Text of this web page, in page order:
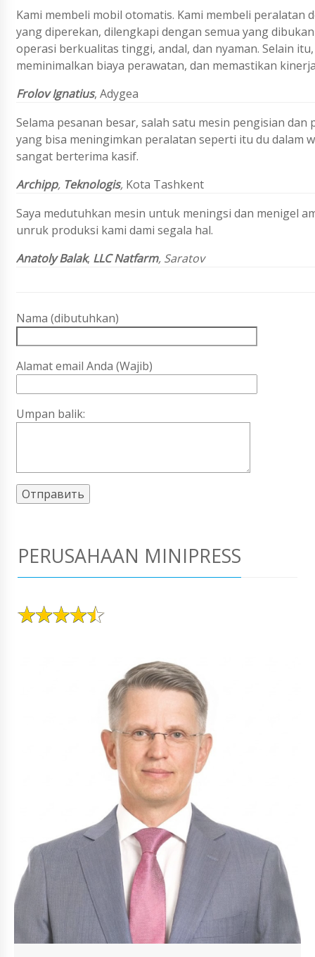
Kami membeli mobil otomatis. Kami membeli
yang diperekan, dilengkapi dengan semua yang
operasi berkualitas tinggi, andal, dan nyaman. Selain
meminimalkan biaya perawatan, dan memastikan
FrolovIgnatius, Adygea
Selama pesanan besar, salah satu mesin pengisian
yang bisa meningimkan peralatan seperti itu du dalam
sangat berterima kasif.
Archipp, Teknologis, Kota Tashkent
Saya medutuhkan mesin untuk meningsi dan menigel
unruk produksi kami dami segala hal.
Anatoly Balak, LLC Natfarm, Saratov
Nama (dibutuhkan)
Alamat email Anda (Wajib)
Umpan balik:
PERUSAHAAN MINIPRESS